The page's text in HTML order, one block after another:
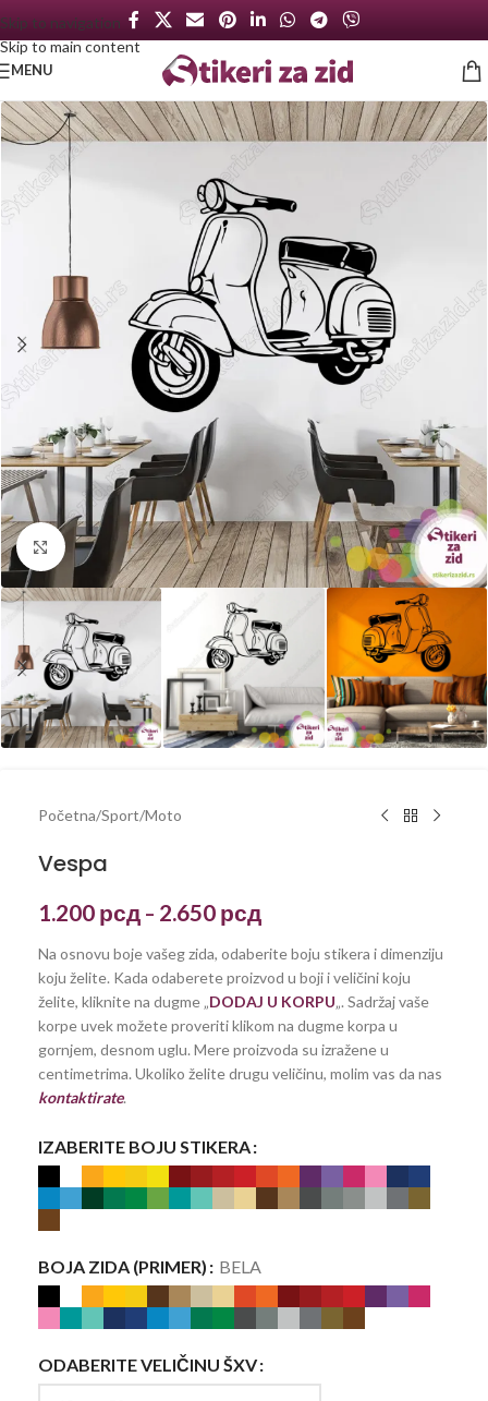
Skip to navigation
Skip to main content
MENU
Kliknite za uvećanje
Početna/Sport/Moto
Vespa
1.200 рсд – 2.650 рсд
Na osnovu boje vašeg zida, odaberite boju stikera i dimenziju
koju želite. Kada odaberete proizvod u boji i veličini koju
želite, kliknite na dugme „DODAJ U KORPU„. Sadržaj vaše
korpe uvek možete proveriti klikom na dugme korpa u
gornjem, desnom uglu. Mere proizvoda su izražene u
centimetrima. Ukoliko želite drugu veličinu, molim vas da nas
kontaktirate.
IZABERITE BOJU STIKERA
BOJA ZIDA (PRIMER) BELA
ODABERITE VELIČINU ŠXV